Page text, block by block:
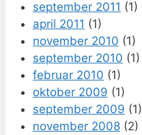
september 2011 (1)
april 2011 (1)
november 2010 (1)
september 2010 (1)
februar 2010 (1)
oktober 2009 (1)
september 2009 (1)
november 2008 (2)